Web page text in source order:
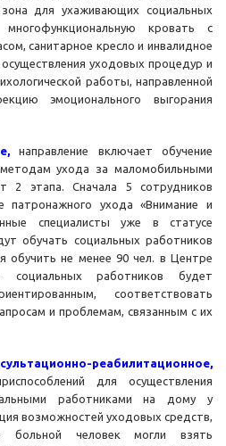
зона для ухаживающих социальных
кровать с
санитарное кресло и инвалидное
уходовых процедур и
работы, направленной
эмоционального выгорания
направление включает обучение
ухода за маломобильными
2 этапа. Сначала 5 сотрудников
ухода «Внимание и
специалисты уже в статусе
обучать социальных работников
обучить не менее 90 чел. в Центре
социальных работников будет
соответствовать
и проблемам, связанным с их
реабилитационное,
для осуществления
работниками на дому у
возможностей уходовых средств,
больной человек могли взять